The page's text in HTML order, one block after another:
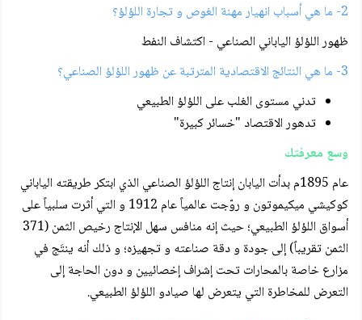
2- ما هي أسباب انهيار مهنة الغوص و تجارة اللؤلؤ؟
ظهور اللؤلؤ الياباني الصناعي - اكتشاف النفط
3- ما هي النتائج الاقتصادية المترتبة عن ظهور اللؤلؤ الصناعي؟
تدني مستوى الغلب على اللؤلؤ الطبيعي
تدهور الاقتصاد "خسائر كبيرة"
وسع معرفتك
عام 1895م بدأت اليابان إنتاج اللؤلؤ الصناعي الذي ابتكر طريقته الياباني
كوكيشي ميكيموتون و روّجت عالمياً عام 1912 و التي أثرت سلبياً على
أسواق اللؤلؤ الطبيعي؛ حيث إنه منافس سهل الإنتاج رخيص الثمن (371
الثمن تقريباً) إلى جودة و دقة صناعته و تجهيزه؛ و ذلك أنه ينتَج في
مزارع خاصة بالمحارات تحت إشراف إخصائيين و دون الحاجة إلى
التعرض للمخاطرة التي يتعرض لها صيادو اللؤلؤ الطبيعي.